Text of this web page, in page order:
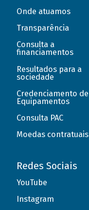
Onde atuamos
Transparência
Consulta a
financiamentos
Resultados para a
sociedade
Credenciamento de
Equipamentos
Consulta PAC
Moedas contratuais
Redes Sociais
YouTube
Instagram